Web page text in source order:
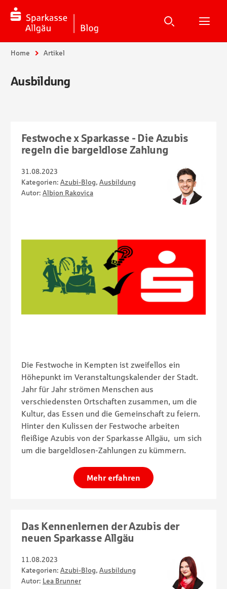
Suche
Suche
Sie sind hier:
Home Artikel
Ausbildung
Festwoche x Sparkasse - Die Azubis
regeln die bargeldlose Zahlung
31.08.2023
Kategorien: Azubi-Blog, Ausbildung
Autor: Albion Rakovica
Die Festwoche in Kempten ist zweifellos ein
Höhepunkt im Veranstaltungskalender der Stadt.
Jahr für Jahr strömen Menschen aus
verschiedensten Ortschaften zusammen, um die
Kultur, das Essen und die Gemeinschaft zu feiern.
Hinter den Kulissen der Festwoche arbeiten
fleißige Azubis von der Sparkasse Allgäu, um sich
um die bargeldlosen-Zahlungen zu kümmern.
Mehr erfahren
Das Kennenlernen der Azubis der
neuen Sparkasse Allgäu
11.08.2023
Kategorien: Azubi-Blog, Ausbildung
Autor: Lea Brunner